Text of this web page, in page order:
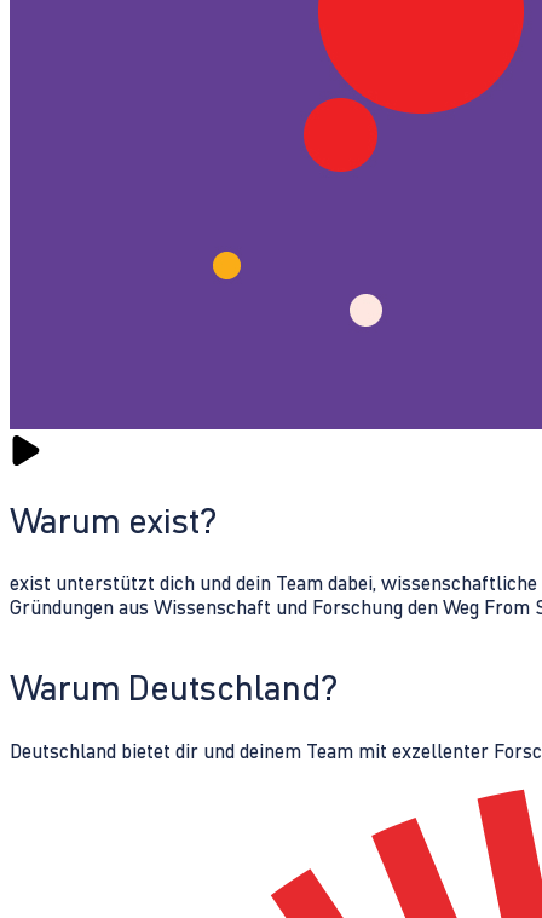
Warum exist?
exist unterstützt dich und dein Team dabei,
Gründungen aus Wissenschaft und Forschung den Weg From
Warum Deutschland?
Deutschland bietet dir und deinem Team mit exzellenter